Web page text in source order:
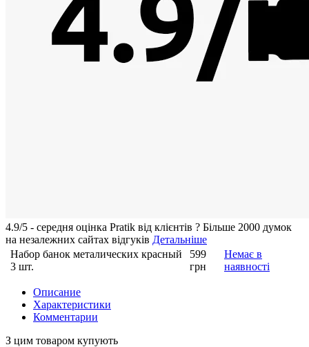
4.9/5 - середня оцiнка Pratik вiд клієнтів ? Більше 2000 думок
на незалежних сайтах відгуків Детальніше
Набор банок металических красный
3 шт.
599
грн
Немає в
наявності
Описание
Характеристики
Комментарии
З цим товаром купують